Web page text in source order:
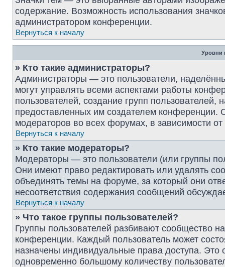
содержание. Возможность использования
администратором конференции.
Вернуться к началу
Уровни
» Кто такие администраторы?
Администраторы — это пользователи,
могут управлять всеми аспектами работы
пользователей, создание групп пользователей,
предоставленных им создателем конференции.
модераторов во всех форумах, в зависимости
Вернуться к началу
» Кто такие модераторы?
Модераторы — это пользователи (или группы
Они имеют право редактировать или удалять
объединять темы на форуме, за который они
несоответствия содержания сообщений
Вернуться к началу
» Что такое группы пользователей?
Группы пользователей разбивают сообщество
конференции. Каждый пользователь может
назначены индивидуальные права доступа. Это
одновременно большому количеству